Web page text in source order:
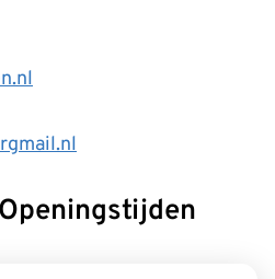
Openingstijden